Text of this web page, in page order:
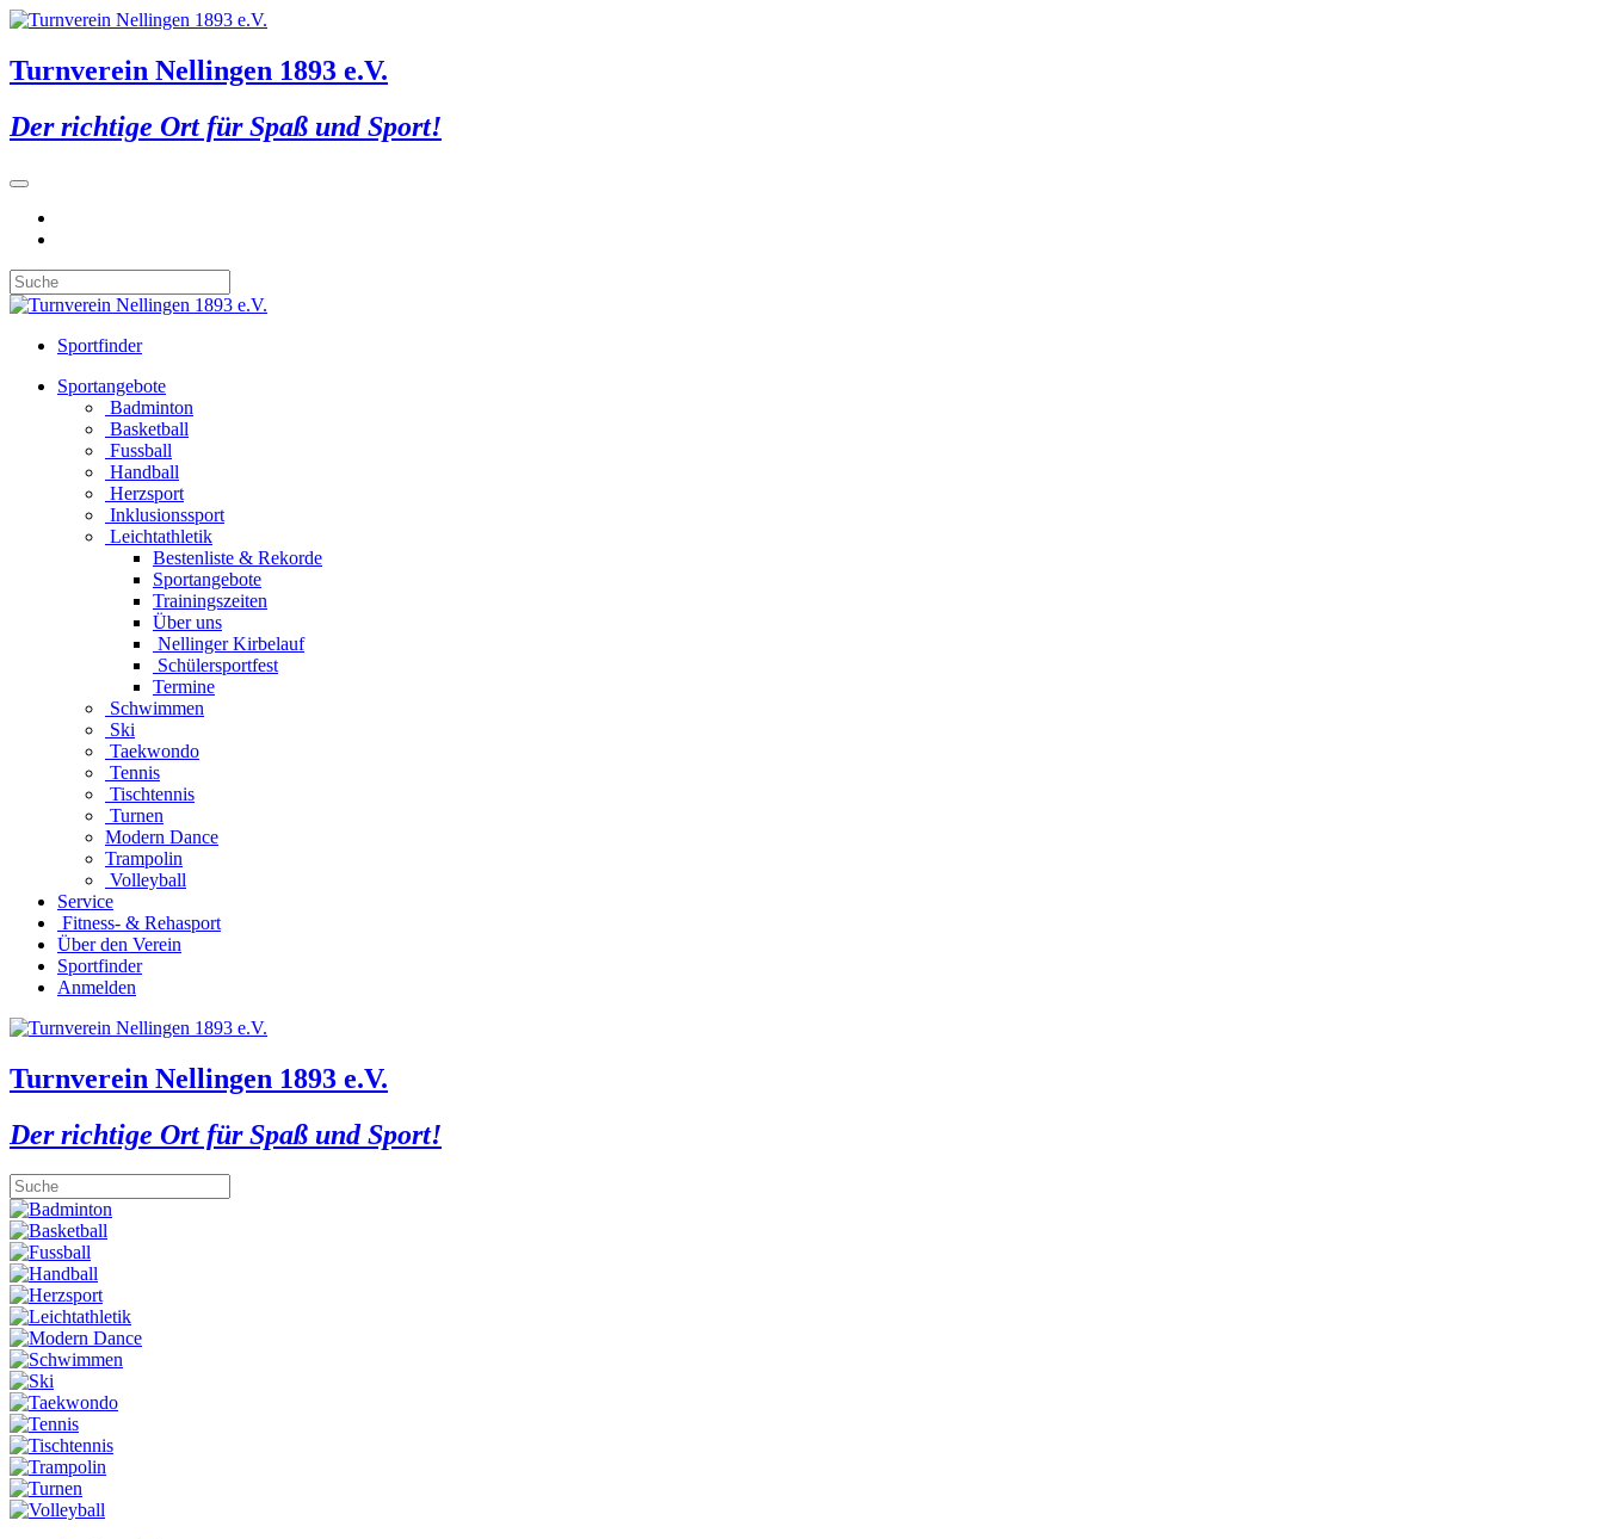
Turnverein Nellingen 1893 e.V.
Der richtige Ort für Spaß und Sport!
Sportfinder
Sportangebote
Badminton
Basketball
Fussball
Handball
Herzsport
Inklusionssport
Leichtathletik
Bestenliste & Rekorde
Sportangebote
Trainingszeiten
Über uns
Nellinger Kirbelauf
Schülersportfest
Termine
Schwimmen
Ski
Taekwondo
Tennis
Tischtennis
Turnen
Modern Dance
Trampolin
Volleyball
Service
Fitness- & Rehasport
Über den Verein
Sportfinder
Anmelden
Turnverein Nellingen 1893 e.V.
Der richtige Ort für Spaß und Sport!